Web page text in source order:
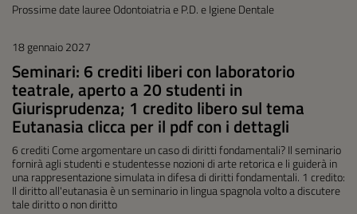
Prossime date lauree Odontoiatria e P.D. e Igiene Dentale
18 gennaio 2027
Seminari: 6 crediti liberi con laboratorio
teatrale, aperto a 20 studenti in
Giurisprudenza; 1 credito libero sul tema
Eutanasia clicca per il pdf con i dettagli
6 crediti Come argomentare un caso di diritti fondamentali? Il seminario
fornirà agli studenti e studentesse nozioni di arte retorica e li guiderà in
una rappresentazione simulata in difesa di diritti fondamentali. 1 credito:
Il diritto all'eutanasia è un seminario in lingua spagnola volto a discutere
tale diritto o non diritto